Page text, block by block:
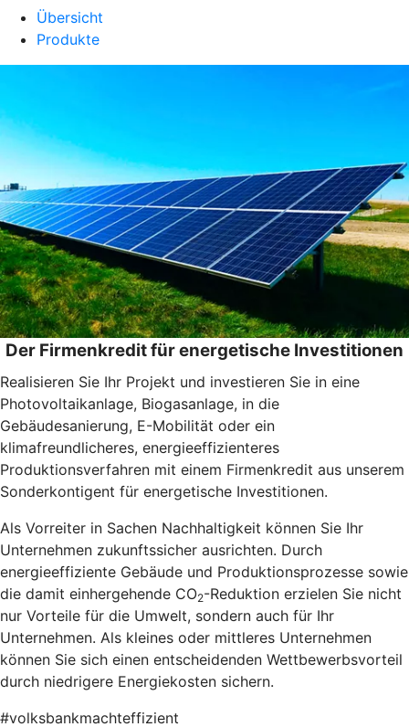
Übersicht
Produkte
Der Firmenkredit für energetische Investitionen
Realisieren Sie Ihr Projekt und investieren Sie in eine
Photovoltaikanlage, Biogasanlage, in die
Gebäudesanierung, E-Mobilität oder ein
klimafreundlicheres, energieeffizienteres
Produktionsverfahren mit einem Firmenkredit aus unserem
Sonderkontigent für energetische Investitionen.
Als Vorreiter in Sachen Nachhaltigkeit können Sie Ihr
Unternehmen zukunftssicher ausrichten. Durch
energieeffiziente Gebäude und Produktionsprozesse sowie
die damit einhergehende CO2-Reduktion erzielen Sie nicht
nur Vorteile für die Umwelt, sondern auch für Ihr
Unternehmen. Als kleines oder mittleres Unternehmen
können Sie sich einen entscheidenden Wettbewerbsvorteil
durch niedrigere Energiekosten sichern.
#volksbankmachteffizient